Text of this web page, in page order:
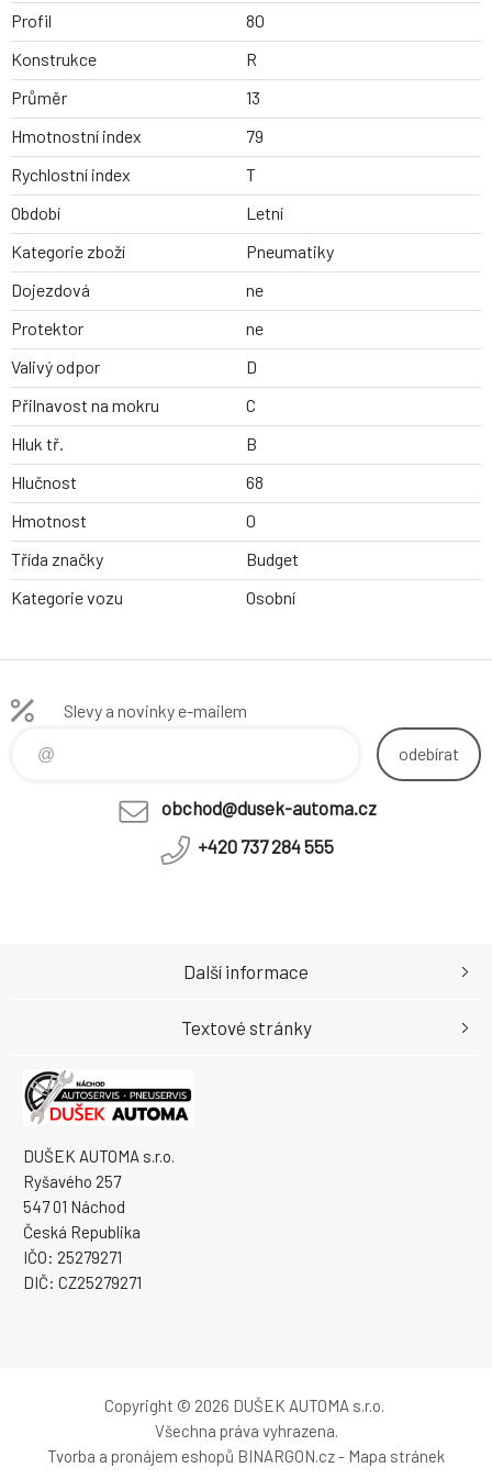
Profil
80
Konstrukce
R
Průměr
13
Hmotnostní index
79
Rychlostní index
T
Období
Letní
Kategorie zboží
Pneumatiky
Dojezdová
ne
Protektor
ne
Valivý odpor
D
Přilnavost na mokru
C
Hluk tř.
B
Hlučnost
68
Hmotnost
0
Třída značky
Budget
Kategorie vozu
Osobní
Slevy a novinky e-mailem
odebírat
obchod@dusek-automa.cz
+420 737 284 555
DUŠEK AUTOMA s.r.o.
Ryšavého 257
547 01 Náchod
Česká Republika
IČO: 25279271
DIČ: CZ25279271
Další informace
Textové stránky
Copyright © 2026 DUŠEK AUTOMA s.r.o.
Všechna práva vyhrazena.
Tvorba a pronájem eshopů BINARGON.cz- Mapa stránek